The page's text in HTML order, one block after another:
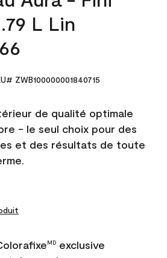
L Lin
ZWB100000001840715
de qualité optimale
- le seul choix pour des
et des résultats de toute
MD exclusive